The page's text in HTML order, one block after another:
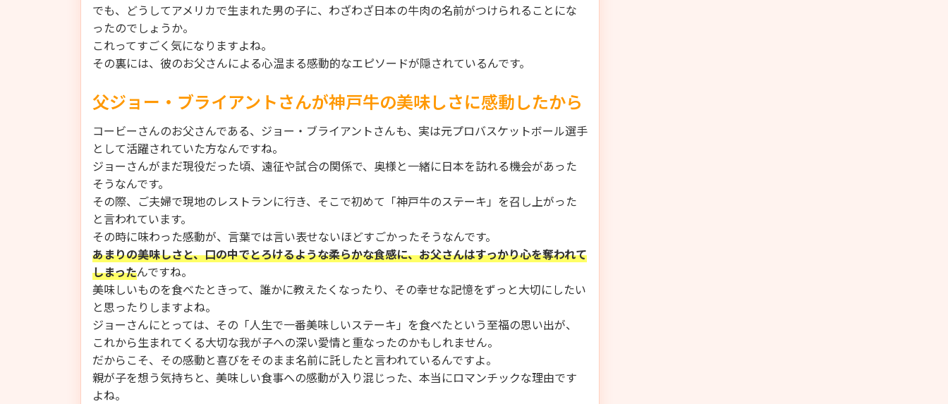
でも、どうしてアメリカで生まれた男の子に、わざわざ日本の牛肉の名前がつけられることにな
ったのでしょうか。
これってすごく気になりますよね。
その裏には、彼のお父さんによる心温まる感動的なエピソードが隠されているんです。
父ジョー・ブライアントさんが神戸牛の美味しさに感動したから
コービーさんのお父さんである、ジョー・ブライアントさんも、実は元プロバスケットボール選手
として活躍されていた方なんですね。
ジョーさんがまだ現役だった頃、遠征や試合の関係で、奥様と一緒に日本を訪れる機会があった
そうなんです。
その際、ご夫婦で現地のレストランに行き、そこで初めて「神戸牛のステーキ」を召し上がった
と言われています。
その時に味わった感動が、言葉では言い表せないほどすごかったそうなんです。
あまりの美味しさと、口の中でとろけるような柔らかな食感に、お父さんはすっかり心を奪われて
しまったんですね。
美味しいものを食べたときって、誰かに教えたくなったり、その幸せな記憶をずっと大切にしたい
と思ったりしますよね。
ジョーさんにとっては、その「人生で一番美味しいステーキ」を食べたという至福の思い出が、
これから生まれてくる大切な我が子への深い愛情と重なったのかもしれません。
だからこそ、その感動と喜びをそのまま名前に託したと言われているんですよ。
親が子を想う気持ちと、美味しい食事への感動が入り混じった、本当にロマンチックな理由です
よね。